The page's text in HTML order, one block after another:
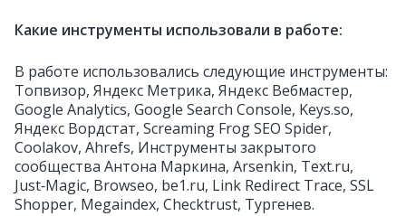
Какие инструменты использовали в работе:
В работе использовались следующие инструменты:
Топвизор, Яндекс Метрика, Яндекс Вебмастер,
Google Analytics, Google Search Console, Keys.so,
Яндекс Вордстат, Screaming Frog SEO Spider,
Coolakov, Ahrefs, Инструменты закрытого
сообщества Антона Маркина, Arsenkin, Text.ru,
Just‑Magic, Browseo, be1.ru, Link Redirect Trace, SSL
Shopper, Megaindex, Checktrust, Тургенев.